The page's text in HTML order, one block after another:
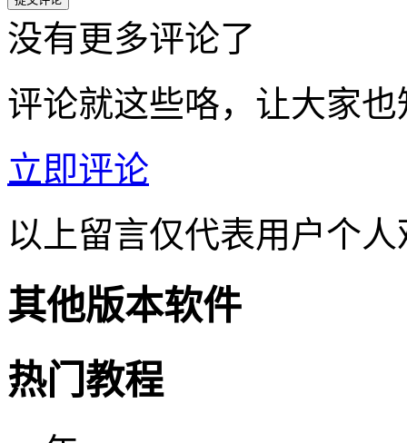
没有更多评论了
评论就这些咯，让大家
立即评论
以上留言仅代表用户个
其他版本软件
热门教程